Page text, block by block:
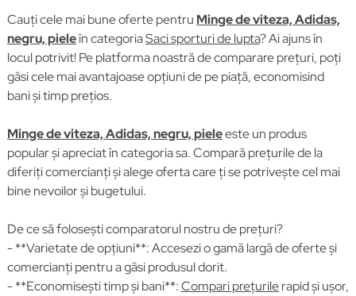
Cauți cele mai bune oferte pentru Minge de viteza, Adidas,
negru, pieleîn categoriaSaci sporturi de lupta? Ai ajuns în
locul potrivit! Pe platforma noastră de comparare prețuri, poți
găsi cele mai avantajoase opțiuni de pe piață, economisind
bani și timp prețios.
Minge de viteza, Adidas, negru, pieleeste un produs
popular și apreciat în categoria sa. Compară prețurile de la
diferiți comercianți și alege oferta care ți se potrivește cel mai
bine nevoilor și bugetului.
De ce să folosești comparatorul nostru de prețuri?
- **Varietate de opțiuni**: Accesezi o gamă largă de oferte și
comercianți pentru a găsi produsul dorit.
- **Economisești timp și bani**:Compari prețurilerapid și ușor,